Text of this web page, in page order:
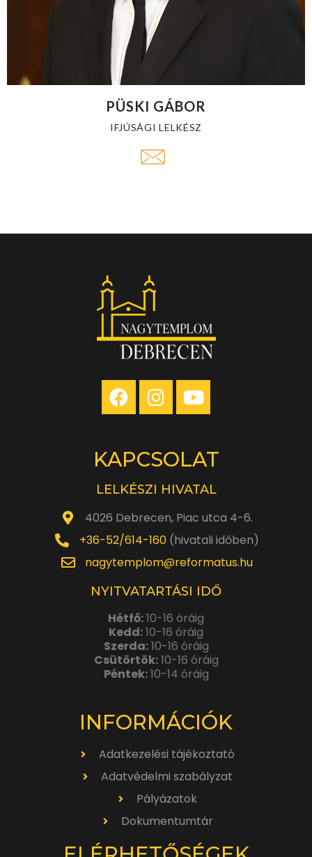
PÜSKI GÁBOR
IFJÚSÁGI LELKÉSZ
KAPCSOLAT
LELKÉSZI HIVATAL
4026 Debrecen, Piac utca 4-6.
+36-52/614-160(hivatali időben)
nagytemplom@reformatus.hu
NYITVATARTÁSI IDŐ
Hétfő:10-16 óráig
Kedd:10-16 óráig
Szerda:10-16 óráig
Csütörtök:10-16 óráig
Péntek:10-14 óráig
INFORMÁCIÓK
Adatkezelési tájékoztató
Adatvédelmi szabályzat
Pályázatok
Dokumentumtár